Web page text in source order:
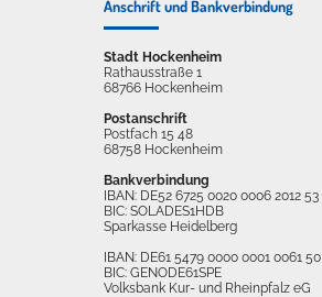
Anschrift und Bankverbindung
Stadt Hockenheim
Rathausstraße 1
68766 Hockenheim
Postanschrift
Postfach 15 48
68758 Hockenheim
Bankverbindung
IBAN: DE52 6725 0020 0006 2012 53
BIC: SOLADES1HDB
Sparkasse Heidelberg
IBAN: DE61 5479 0000 0001 0061 50
BIC: GENODE61SPE
Volksbank Kur- und Rheinpfalz eG